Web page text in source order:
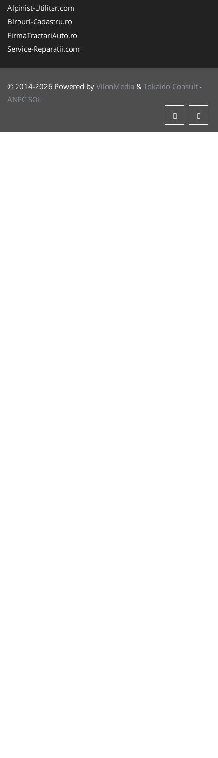
Alpinist-Utilitar.com
Birouri-Cadastru.ro
FirmaTractariAuto.ro
Service-Reparatii.com
© 2014-2026 Powered by VilonMedia & Tokaido Consult -
ANPC SOL